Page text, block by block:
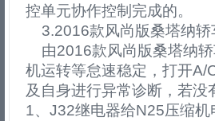
控单元协作控制完成的。
3.2016款风尚版桑塔纳轿
由2016款风尚版桑塔纳轿
机运转等怠速稳定，打开A/
及自身进行异常诊断，若
1、J32继电器给N25压缩